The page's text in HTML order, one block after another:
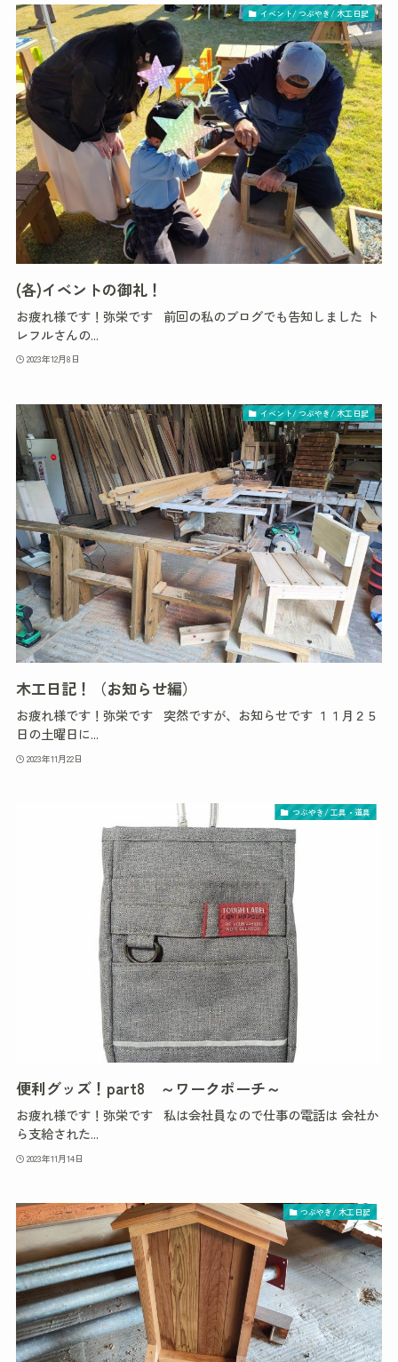
イベント/ つぶやき/ 木工日記
(各)イベントの御礼！
お疲れ様です！弥栄です 前回の私のブログでも告知しました ト
レフルさんの...
2023年12月8日
イベント/ つぶやき/ 木工日記
木工日記！（お知らせ編）
お疲れ様です！弥栄です 突然ですが、お知らせです １１月２５
日の土曜日に...
2023年11月22日
つぶやき/ 工具・道具
便利グッズ！part8 ～ワークポーチ～
お疲れ様です！弥栄です 私は会社員なので仕事の電話は 会社か
ら支給された...
2023年11月14日
つぶやき/ 木工日記